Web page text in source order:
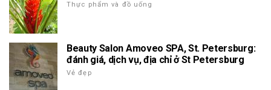
Thực phẩm và đồ uống
Beauty Salon Amoveo SPA, St. Petersburg:
đánh giá, dịch vụ, địa chỉ ở St Petersburg
Vẻ đẹp